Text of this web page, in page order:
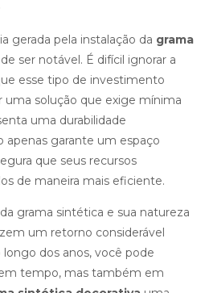
gerada pela instalação da grama
ser notável. É difícil ignorar a
esse tipo de investimento
uma solução que exige mínima
uma durabilidade
apenas garante um espaço
que seus recursos
de maneira mais eficiente.
grama sintética e sua natureza
um retorno considerável
dos anos, você pode
tempo, mas também em